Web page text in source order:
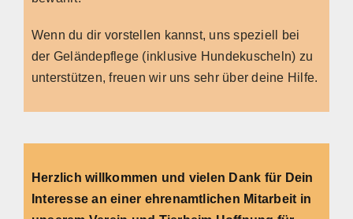
Wenn du dir vorstellen kannst, uns speziell bei
der Geländepflege (inklusive Hundekuscheln) zu
unterstützen, freuen wir uns sehr über deine Hilfe.
Herzlich willkommen und vielen Dank für Dein
Interesse an einer ehrenamtlichen Mitarbeit in